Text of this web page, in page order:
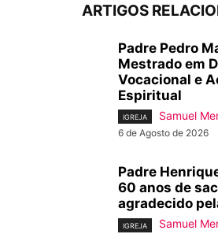
ARTIGOS
Padre Pedro
Mestrado em
Vocacional e
Espiritual
IGREJA Samuel
6 de Agosto de 2026
Padre
60 anos de
agradecido
IGREJA Samuel